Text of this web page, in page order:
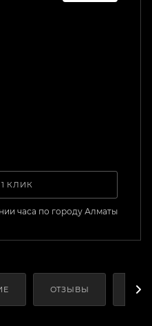
КЛИК
часа по городу Алматы
ОТЗЫВЫ